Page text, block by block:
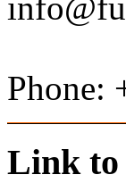
Phone:
Link to